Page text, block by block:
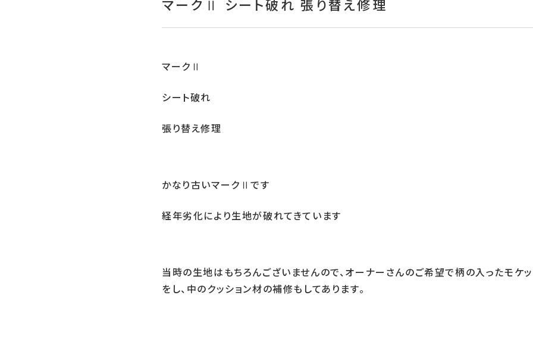
マークⅡ シート破れ 張り替え修理
マークⅡ
シート破れ
張り替え修理
かなり古いマークⅡです
経年劣化により生地が破れてきています
当時の生地はもちろんございませんので、オーナーさんのご希望で柄の入ったモケ
をし、中のクッション材の補修もしてあります。